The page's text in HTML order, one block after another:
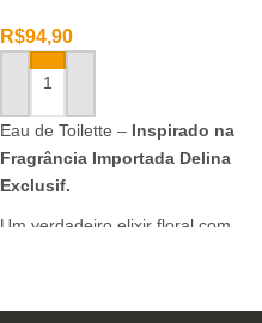
R$94,90
ADICIONAR AO CARRINHO
Eau de Toilette – Inspirado na
Fragrância Importada Delina
Exclusif.
Um verdadeiro elixir floral com